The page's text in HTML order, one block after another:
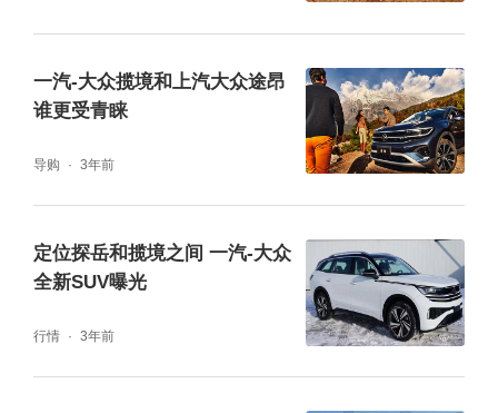
这辆车的油耗使用情况方面，如果在市区内行
一汽-大众揽境和上汽大众途昂
谁更受青睐
导购 3年前
定位探岳和揽境之间 一汽-大众
全新SUV曝光
行情 3年前